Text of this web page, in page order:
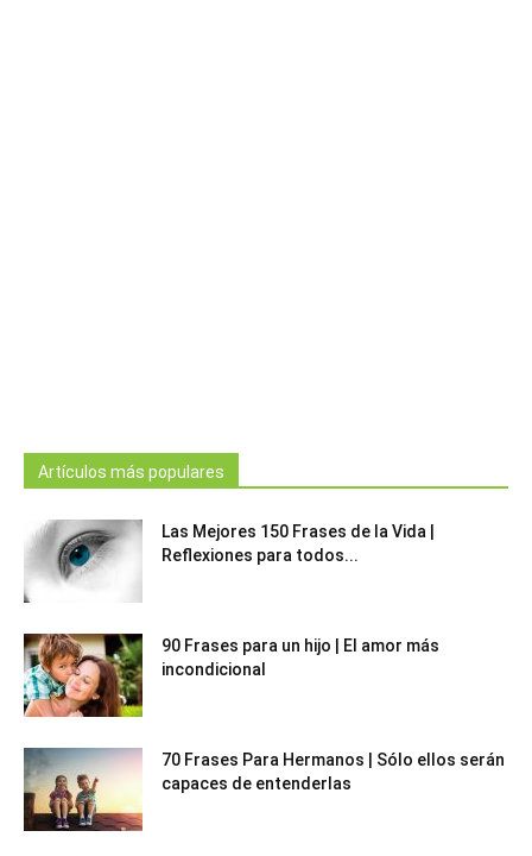
Artículos más populares
Las Mejores 150 Frases de la Vida |
Reflexiones para todos...
90 Frases para un hijo | El amor más
incondicional
70 Frases Para Hermanos | Sólo ellos serán
capaces de entenderlas